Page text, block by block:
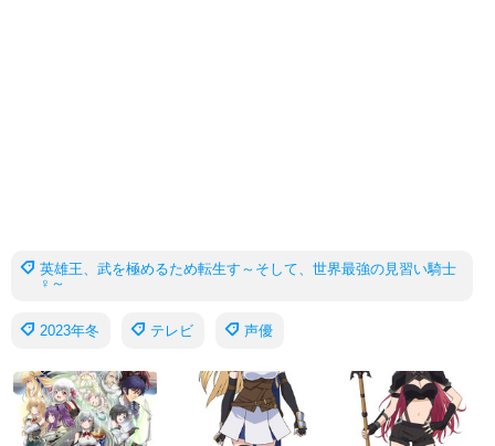
英雄王、武を極めるため転生す～そして、世界最強の見習い騎士
♀～
2023年冬 テレビ 声優